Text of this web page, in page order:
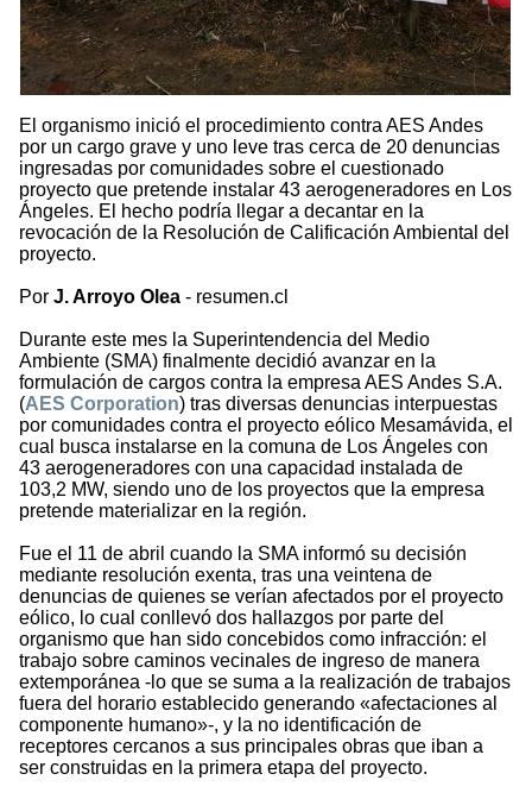
El organismo inició el procedimiento contra AES Andes
por un cargo grave y uno leve tras cerca de 20 denuncias
ingresadas por comunidades sobre el cuestionado
proyecto que pretende instalar 43 aerogeneradores en Los
Ángeles. El hecho podría llegar a decantar en la
revocación de la Resolución de Calificación Ambiental del
proyecto.
Por J. Arroyo Olea - resumen.cl
Durante este mes la Superintendencia del Medio
Ambiente (SMA) finalmente decidió avanzar en la
formulación de cargos contra la empresa AES Andes S.A.
(AES Corporation) tras diversas denuncias interpuestas
por comunidades contra el proyecto eólico Mesamávida, el
cual busca instalarse en la comuna de Los Ángeles con
43 aerogeneradores con una capacidad instalada de
103,2 MW, siendo uno de los proyectos que la empresa
pretende materializar en la región.
Fue el 11 de abril cuando la SMA informó su decisión
mediante resolución exenta, tras una veintena de
denuncias de quienes se verían afectados por el proyecto
eólico, lo cual conllevó dos hallazgos por parte del
organismo que han sido concebidos como infracción: el
trabajo sobre caminos vecinales de ingreso de manera
extemporánea -lo que se suma a la realización de trabajos
fuera del horario establecido generando «afectaciones al
componente humano»-, y la no identificación de
receptores cercanos a sus principales obras que iban a
ser construidas en la primera etapa del proyecto.